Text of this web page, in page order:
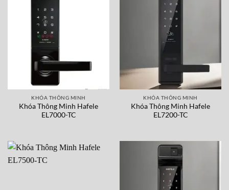
KHÓA THÔNG MINH
Khóa Thông Minh Hafele
EL7000-TC
KHÓA THÔNG MINH
Khóa Thông Minh Hafele
EL7200-TC